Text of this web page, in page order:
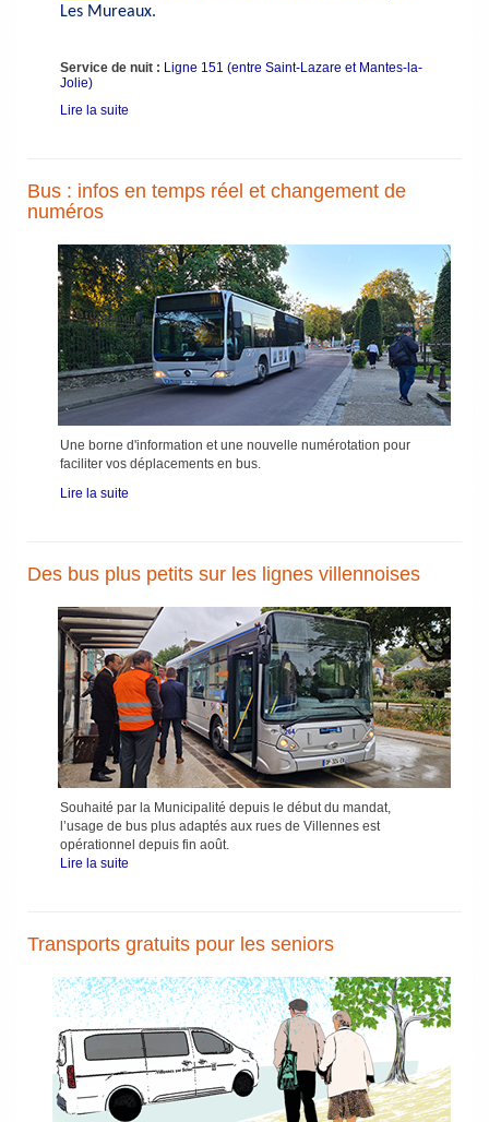
Les Mureaux.
Service de nuit : Ligne 151 (entre Saint-Lazare et Mantes-la-
Jolie)
Lire la suite
Bus : infos en temps réel et changement de
numéros
Une borne d'information et une nouvelle numérotation pour
faciliter vos déplacements en bus.
Lire la suite
Des bus plus petits sur les lignes villennoises
Souhaité par la Municipalité depuis le début du mandat,
l’usage de bus plus adaptés aux rues de Villennes est
opérationnel depuis fin août.
Lire la suite
Transports gratuits pour les seniors